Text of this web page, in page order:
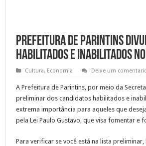
Prefeitura de Parintins
habilitados e inabilitados
Cultura, Economia Deixe um
A Prefeitura de Parintins, por meio da
preliminar dos candidatos habilitados e
extrema importância para aqueles que
pela Lei Paulo Gustavo, que visa fomentar e
Para verificar se você está na lista